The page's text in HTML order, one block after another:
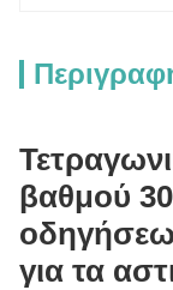
βαθμού
για τα